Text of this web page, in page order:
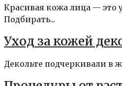
Красивая кожа лица — это
Подбирать...
Уход за кожей
Декольте подчеркивали в